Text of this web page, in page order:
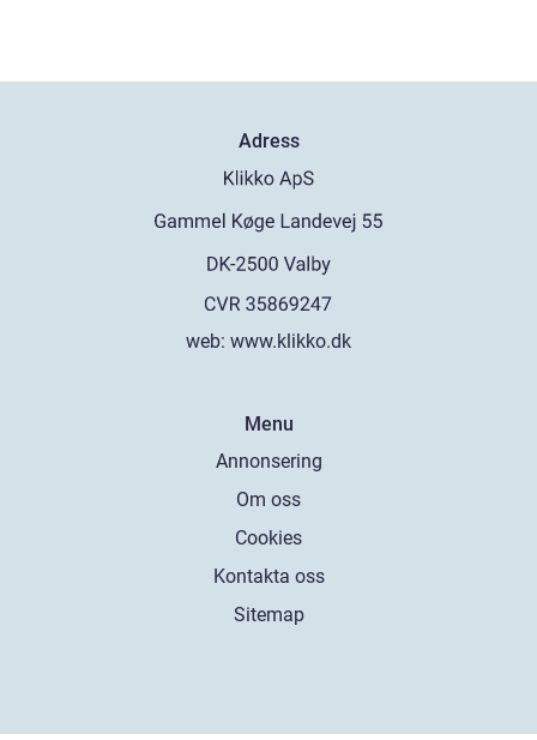
Adress
web: www.klikko.dk
Menu
Annonsering
Om oss
Cookies
Kontakta oss
Sitemap